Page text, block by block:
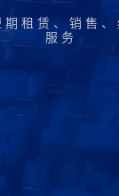
租赁、销售
服务